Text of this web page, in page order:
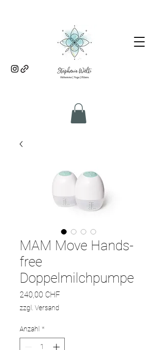
MAM Move Hands-
free
Doppelmilchpumpe
240,00 CHFPreis
zzgl. Versand
Anzahl *